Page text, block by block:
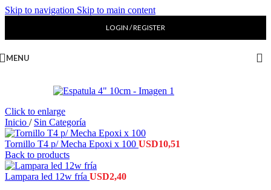
Skip to navigation Skip to main content
LOGIN / REGISTER
MENU
Click to enlarge
Inicio / Sin Categoría
Tornillo T4 p/ Mecha Epoxi x 100 USD10,51
Back to products
Lampara led 12w fría USD2,40